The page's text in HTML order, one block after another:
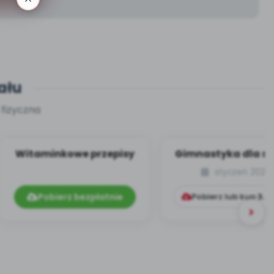
fizyczna
Witaminkowe przepisy
Pobierz bezpłatnie
Gimnastyka dla
Pobierz lub kup